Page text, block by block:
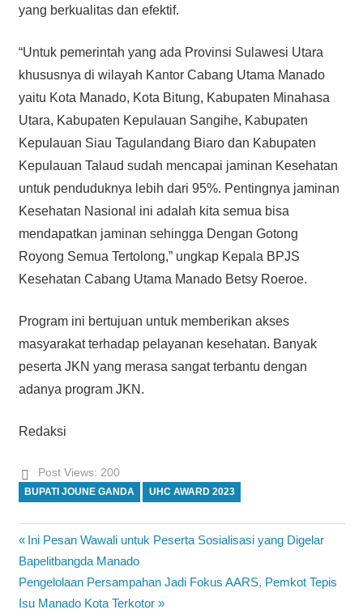
yang berkualitas dan efektif.
“Untuk pemerintah yang ada Provinsi Sulawesi Utara
khususnya di wilayah Kantor Cabang Utama Manado
yaitu Kota Manado, Kota Bitung, Kabupaten Minahasa
Utara, Kabupaten Kepulauan Sangihe, Kabupaten
Kepulauan Siau Tagulandang Biaro dan Kabupaten
Kepulauan Talaud sudah mencapai jaminan Kesehatan
untuk penduduknya lebih dari 95%. Pentingnya jaminan
Kesehatan Nasional ini adalah kita semua bisa
mendapatkan jaminan sehingga Dengan Gotong
Royong Semua Tertolong,” ungkap Kepala BPJS
Kesehatan Cabang Utama Manado Betsy Roeroe.
Program ini bertujuan untuk memberikan akses
masyarakat terhadap pelayanan kesehatan. Banyak
peserta JKN yang merasa sangat terbantu dengan
adanya program JKN.
Redaksi
Post Views: 200
BUPATI JOUNE GANDA UHC AWARD 2023
Navigasi
pos
Previous
Post:
Ini Pesan Wawali untuk Peserta Sosialisasi yang Digelar
Bapelitbangda Manado
Next
Post:
Pengelolaan Persampahan Jadi Fokus AARS, Pemkot Tepis
Isu Manado Kota Terkotor